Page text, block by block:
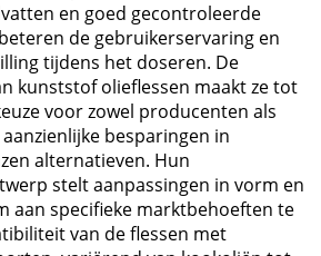
en goed gecontroleerde
de gebruikerservaring en
tijdens het doseren. De
kunststof olieflessen maakt ze tot
voor zowel producenten als
besparingen in
alternatieven. Hun
stelt aanpassingen in vorm en
aan specifieke marktbehoeften te
van de flessen met